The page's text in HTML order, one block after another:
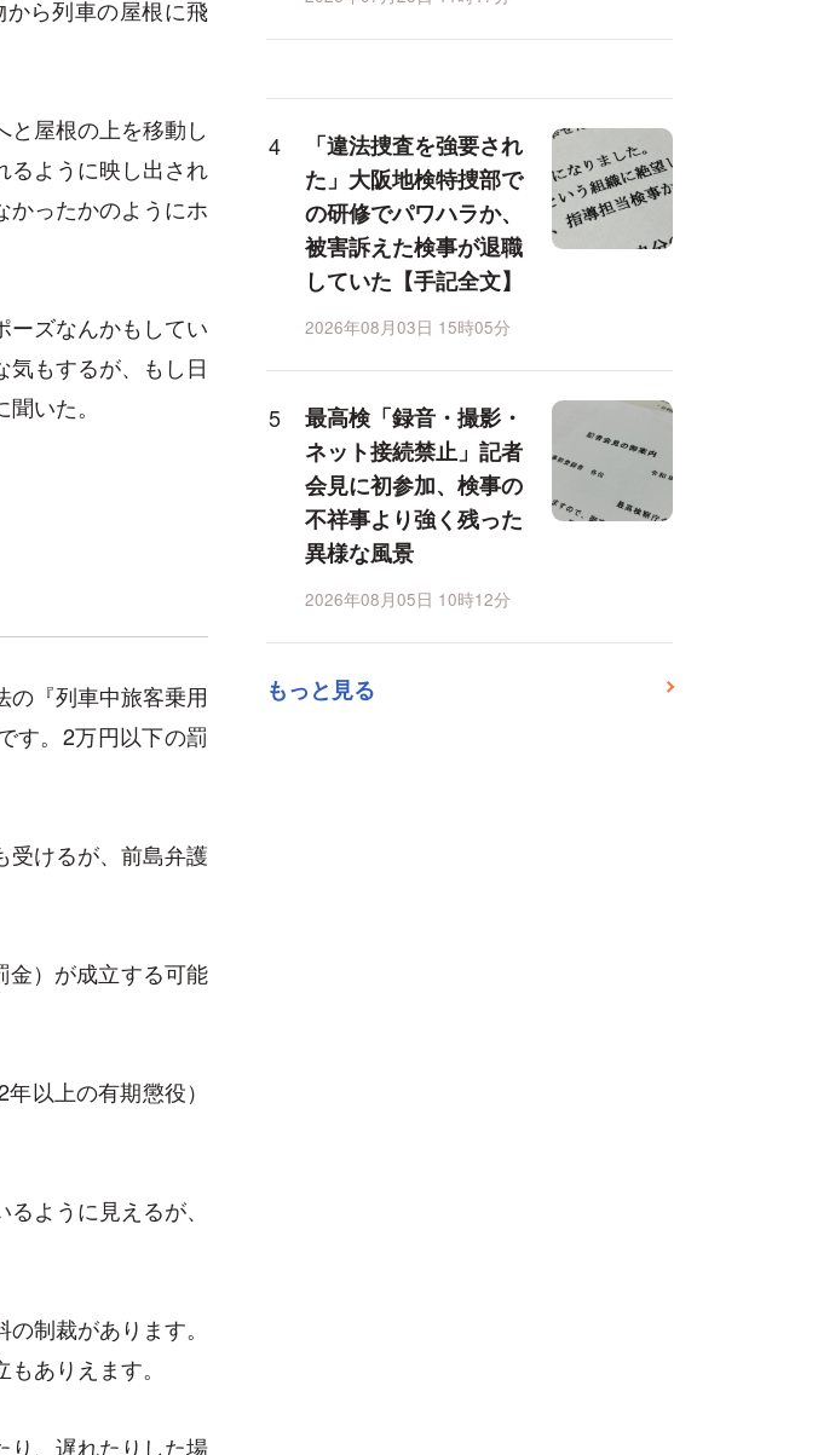
ら列車の屋根に飛
屋根の上を移動し
るように映し出され
かったかのようにホ
ーズなんかもしてい
もするが、もし日
聞いた。
の『列車中旅客乗用
。 2万円以下の罰
受けるが、前島弁護
金）が成立する可能
年以上の有期懲役）
ように見えるが、
制裁があります。
ありえます。
り、遅れたりした場
「違法捜査を強要され
た」大阪地検特捜部で
の研修でパワハラか、
被害訴えた検事が退職
していた【手記全文】
2026年08月03日 15時05分
最高検「録音・撮影・
ネット接続禁止」記者
会見に初参加、検事の
不祥事より強く残った
異様な風景
2026年08月05日 10時12分
もっと見る